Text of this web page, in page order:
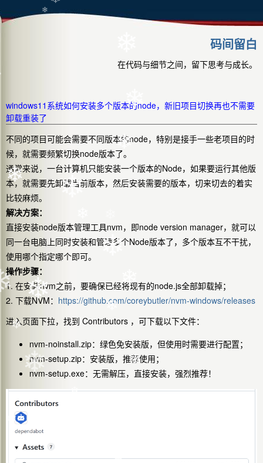
码间留白
在代码与细节之间，留下思考与成长。
windows11系统如何安装多个版本的node，新旧项目切换再也不需要
卸载重装了
不同的项目可能会需要不同版本的node，特别是接手一些老项目的时
候，就需要频繁切换node版本了。
通常来说，一台计算机只能安装一个版本的Node，如果要运行其他版
本，就需要先卸载当前版本，然后安装需要的版本，切来切去的着实
比较麻烦。
解决方案：
直接安装node版本管理工具nvm，即node version manager，就可以
同一台电脑上同时安装和管理多个Node版本了，多个版本互不干扰，
使用哪个指定哪个即可。
操作步骤：
1. 在安装nvm之前，要确保已经将现有的node.js全部卸载掉；
2. 下载NVM： https://github.com/coreybutler/nvm-windows/releases
进入页面下拉，找到 Contributors ，可下载以下文件：
nvm-noinstall.zip：绿色免安装版，但使用时需要进行配置；
nvm-setup.zip：安装版，推荐使用；
nvm-setup.exe：无需解压，直接安装，强烈推荐！
❄
❄
❄ ❄
❄
❄
❄ ❄
❄ ❄
❄
❄
❄
❄
❄